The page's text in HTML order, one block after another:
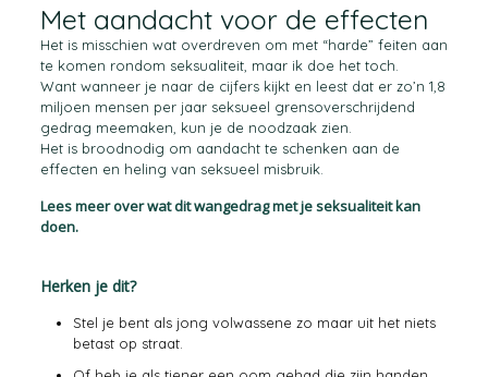
Met aandacht voor de effecten
Het is misschien wat overdreven om met “harde” feiten aan
te komen rondom seksualiteit, maar ik doe het toch.
Want wanneer je naar de cijfers kijkt en leest dat er zo’n 1,8
miljoen mensen per jaar seksueel grensoverschrijdend
gedrag meemaken, kun je de noodzaak zien.
Het is broodnodig om aandacht te schenken aan de
effecten en heling van seksueel misbruik.
Lees meer over wat dit wangedrag met je seksualiteit kan
doen.
Herken je dit?
Stel je bent als jong volwassene zo maar uit het niets
betast op straat.